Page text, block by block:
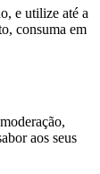
e utilize até a
consuma em
aos seus